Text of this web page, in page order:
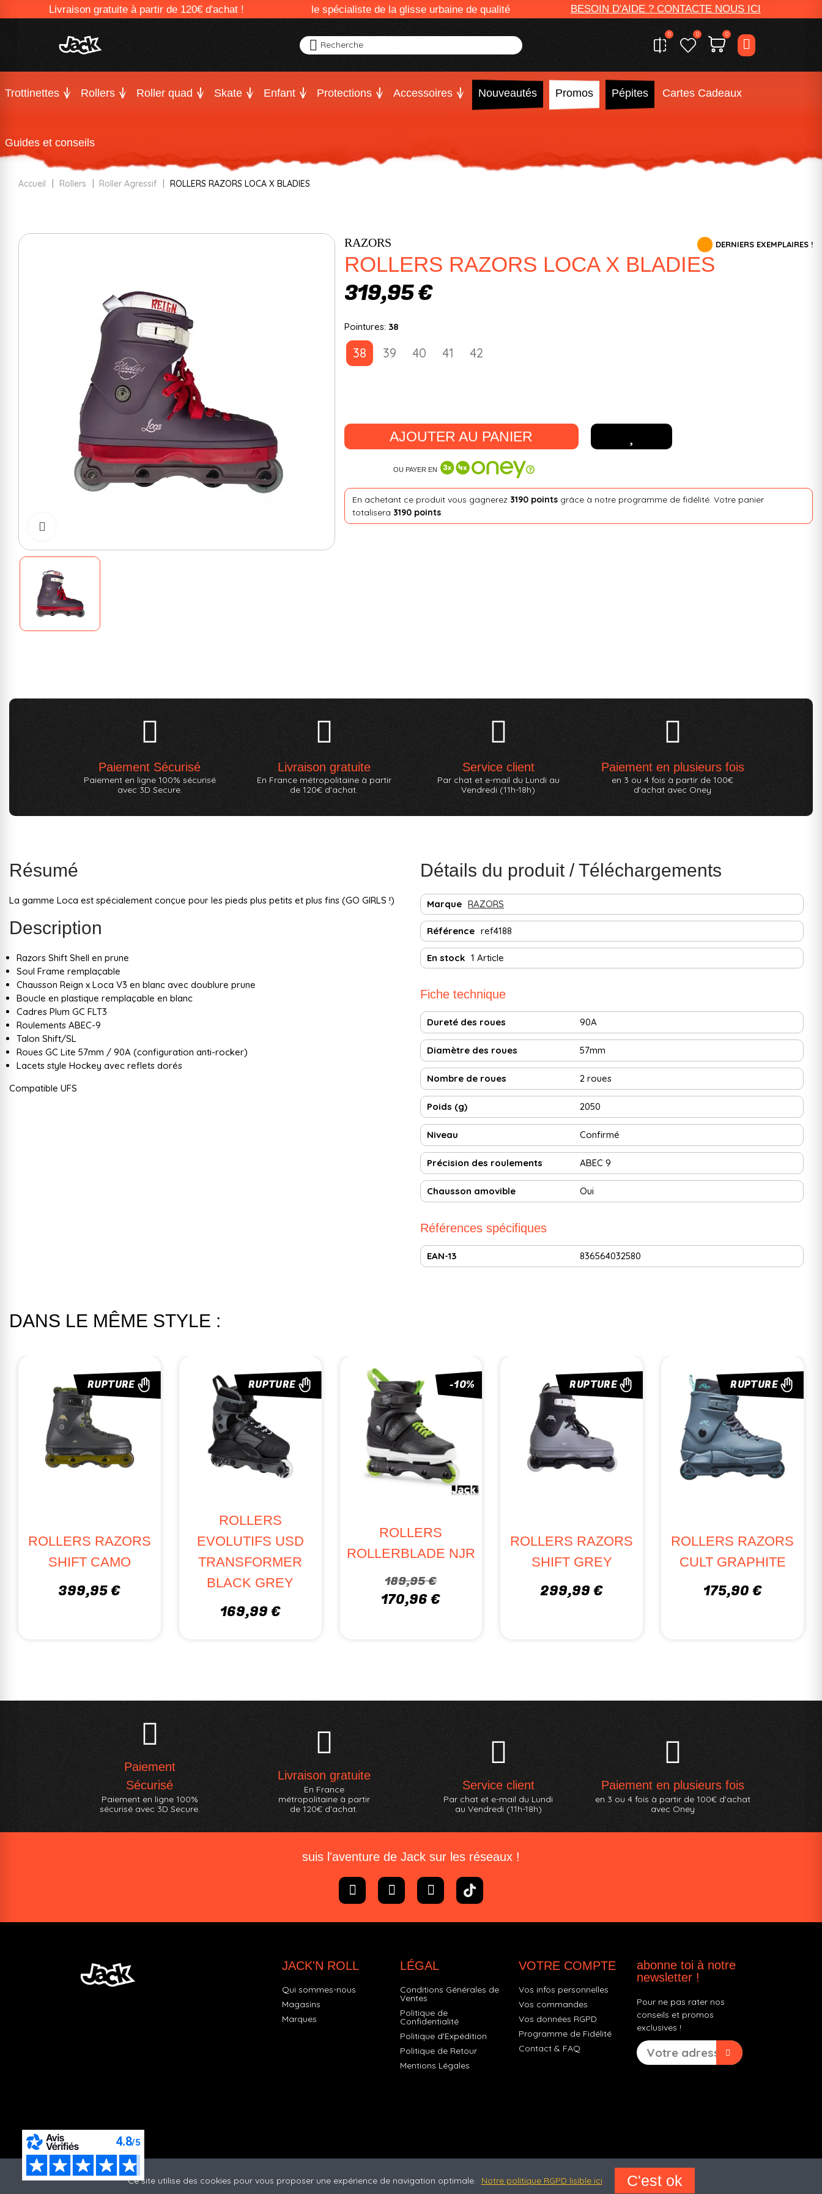
Livraison gratuite à partir de 120€ d'achat ! le spécialiste de la glisse urbaine de qualité BESOIN D'AIDE ? CONTACTE NOUS ICI
Recherche
0 0 0
Trottinettes Rollers Roller quad Skate Enfant Protections Accessoires Nouveautés Promos Pépites Cartes Cadeaux
Guides et conseils
Accueil Rollers Roller Agressif ROLLERS RAZORS LOCA X BLADIES
DERNIERS EXEMPLAIRES !
RAZORS
ROLLERS RAZORS LOCA X BLADIES
319,95 €
Pointures: 38
38 39 40 41 42
AJOUTER AU PANIER
OU PAYER EN
En achetant ce produit vous gagnerez 3190 points grâce à notre programme de fidélité. Votre panier
totalisera 3190 points.
Paiement Sécurisé
Paiement en ligne 100% sécurisé
avec 3D Secure.
Livraison gratuite
En France métropolitaine à partir
de 120€ d'achat.
Service client
Par chat et e-mail du Lundi au
Vendredi (11h-18h)
Paiement en plusieurs fois
en 3 ou 4 fois à partir de 100€
d'achat avec Oney
Résumé
La gamme Loca est spécialement conçue pour les pieds plus petits et plus fins (GO GIRLS !)
Description
Razors Shift Shell en prune
Soul Frame remplaçable
Chausson Reign x Loca V3 en blanc avec doublure prune
Boucle en plastique remplaçable en blanc
Cadres Plum GC FLT3
Roulements ABEC-9
Talon Shift/SL
Roues GC Lite 57mm / 90A (configuration anti-rocker)
Lacets style Hockey avec reflets dorés
Compatible UFS
Détails du produit / Téléchargements
Marque RAZORS
Référence ref4188
En stock 1 Article
Fiche technique
Dureté des roues 90A
Diamètre des roues 57mm
Nombre de roues 2 roues
Poids (g) 2050
Niveau Confirmé
Précision des roulements ABEC 9
Chausson amovible Oui
Références spécifiques
EAN-13 836564032580
DANS LE MÊME STYLE :
RUPTURE
ROLLERS RAZORS
SHIFT CAMO
399,95 €
RUPTURE
ROLLERS
EVOLUTIFS USD
TRANSFORMER
BLACK GREY
169,99 €
-10%
ROLLERS
ROLLERBLADE NJR
189,95 €
170,96 €
RUPTURE
ROLLERS RAZORS
SHIFT GREY
299,99 €
RUPTURE
ROLLERS RAZORS
CULT GRAPHITE
175,90 €
Paiement
Sécurisé
Paiement en ligne 100%
sécurisé avec 3D Secure.
Livraison gratuite
En France
métropolitaine à partir
de 120€ d'achat.
Service client
Par chat et e-mail du Lundi
au Vendredi (11h-18h)
Paiement en plusieurs fois
en 3 ou 4 fois à partir de 100€ d'achat
avec Oney
suis l'aventure de Jack sur les réseaux !
JACK'N ROLL
Qui sommes-nous
Magasins
Marques
LÉGAL
Conditions Générales de
Ventes
Politique de
Confidentialité
Politique d'Expédition
Politique de Retour
Mentions Légales
VOTRE COMPTE
Vos infos personnelles
Vos commandes
Vos données RGPD
Programme de Fidélité
Contact & FAQ
abonne toi à notre
newsletter !
Pour ne pas rater nos
conseils et promos
exclusives !
©2026 Jack'n Roll
Ce site utilise des cookies pour vous proposer une expérience de navigation optimale. Notre politique RGPD lisible ici C'est ok